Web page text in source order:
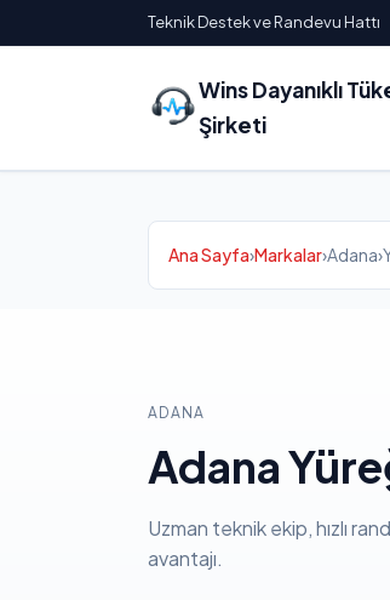
Teknik Destek ve Randevu Hattı
Wins Dayanıklı
Şirketi
Ana Sayfa›Markalar›Adana›
ADANA
Adana
Uzman teknik ekip, hızlı
avantajı.